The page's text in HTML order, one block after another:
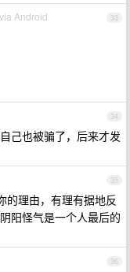
33
Android
34
己也被骗了，后来才发
35
的理由，有理有据地反
阳怪气是一个人最后的
36